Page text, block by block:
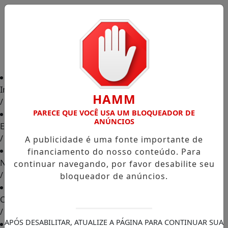
Início
/
Edições
/
Notícias
/
Contato
/
HAMM
PARECE QUE VOCÊ USA UM BLOQUEADOR DE
ANÚNCIOS
A publicidade é uma fonte importante de
financiamento do nosso conteúdo. Para
continuar navegando, por favor desabilite seu
bloqueador de anúncios.
APÓS DESABILITAR, ATUALIZE A PÁGINA PARA CONTINUAR SUA